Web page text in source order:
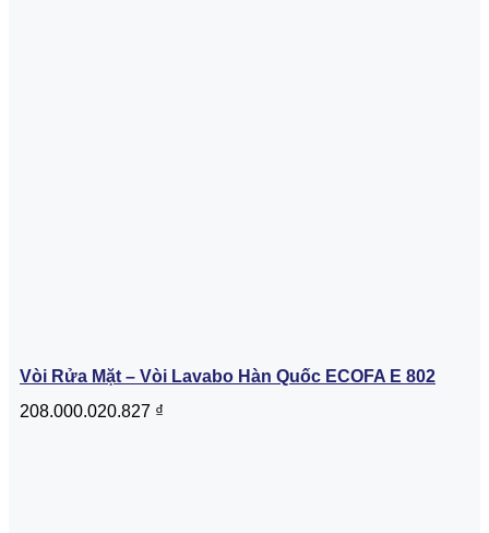
Vòi Rửa Mặt – Vòi Lavabo Hàn Quốc ECOFA E 802
208.000.020.827 ₫